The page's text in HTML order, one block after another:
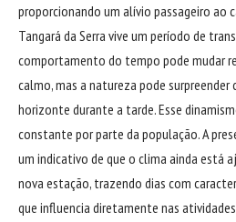
proporcionando um alívio passageiro ao
Tangará da Serra vive um período de
comportamento do tempo pode mudar
calmo, mas a natureza pode surpreender
horizonte durante a tarde. Esse
constante por parte da população. A
um indicativo de que o clima ainda está
nova estação, trazendo dias com
que influencia diretamente nas